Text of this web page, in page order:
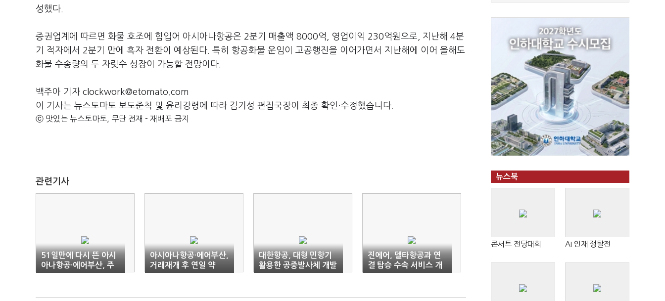
성했다.
증권업계에 따르면 화물 호조에 힘입어 아시아나항공은 2분기 매출액 8000억, 영업이익 230억원으로, 지난해 4분
기 적자에서 2분기 만에 흑자 전환이 예상된다. 특히 항공화물 운임이 고공행진을 이어가면서 지난해에 이어 올해도
화물 수송량의 두 자릿수 성장이 가능할 전망이다.
백주아 기자 clockwork@etomato.com
이 기사는 뉴스토마토 보도준칙 및 윤리강령에 따라 김기성 편집국장이 최종 확인·수정했습니다.
ⓒ 맛있는 뉴스토마토, 무단 전재 - 재배포 금지
관련기사
51일만에 다시 뜬 아시
아나항공·에어부산, 주
가도 날아가나
아시아나항공·에어부산,
거래재개 후 연일 약
세…"순손실 누적·유증
대한항공, 대형 민항기
활용한 공중발사체 개발
나선다
진에어, 델타항공과 연
결 탑승 수속 서비스 개
시
뉴스북
콘서트 전당대회 AI 인재 쟁탈전